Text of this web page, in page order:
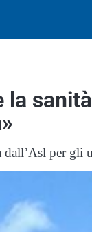
la
per